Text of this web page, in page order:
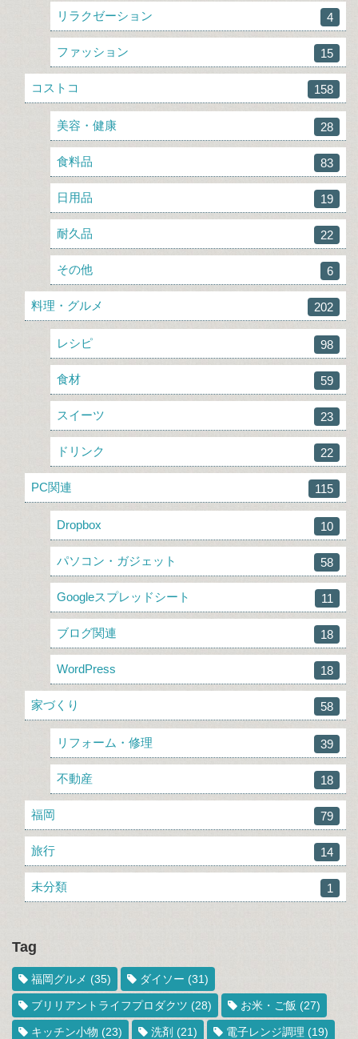
リラクゼーション 4
ファッション 15
コストコ 158
美容・健康 28
食料品 83
日用品 19
耐久品 22
その他 6
料理・グルメ 202
レシピ 98
食材 59
スイーツ 23
ドリンク 22
PC関連 115
Dropbox 10
パソコン・ガジェット 58
Googleスプレッドシート 11
ブログ関連 18
WordPress 18
家づくり 58
リフォーム・修理 39
不動産 18
福岡 79
旅行 14
未分類 1
Tag
福岡グルメ (35) ダイソー (31)
ブリリアントライフプロダクツ (28) お米・ご飯 (27)
キッチン小物 (23) 洗剤 (21) 電子レンジ調理 (19)